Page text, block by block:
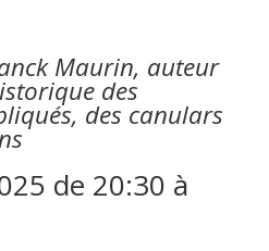
Maurin, auteur
des
des canulars
de 20:30 à